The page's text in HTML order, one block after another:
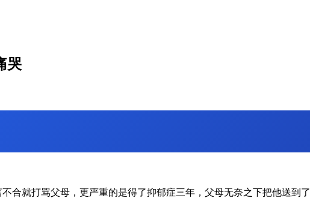
哭
合就打骂父母，更严重的是得了抑郁症三年，父母无奈之下把他送到了